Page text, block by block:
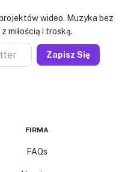
wideo. Muzyka bez
miłością i troską.
Zapisz Się
FIRMA
FAQs